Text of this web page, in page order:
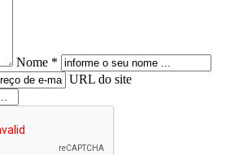
Nome *
URL do site